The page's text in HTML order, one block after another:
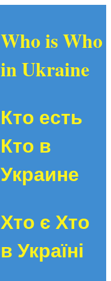
Who is Who
in Ukraine
Кто есть
Кто в
Украине
Хто є Хто
в Україні